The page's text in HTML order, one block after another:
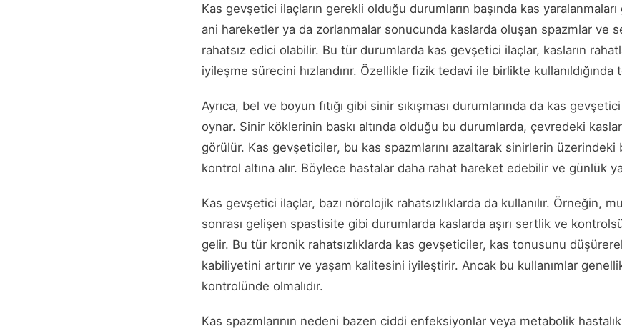
Kas gevşetici ilaçların gerekli olduğu durumların başında kas yaralanmaları
ani hareketler ya da zorlanmalar sonucunda kaslarda oluşan spazmlar ve
rahatsız edici olabilir. Bu tür durumlarda kas gevşetici ilaçlar, kasların
iyileşme sürecini hızlandırır. Özellikle fizik tedavi ile birlikte
Ayrıca, bel ve boyun fıtığı gibi sinir sıkışması durumlarında da kas
oynar. Sinir köklerinin baskı altında olduğu bu durumlarda, çevredeki
görülür. Kas gevşeticiler, bu kas spazmlarını azaltarak sinirlerin üzerindeki
kontrol altına alır. Böylece hastalar daha rahat hareket edebilir ve günlük
Kas gevşetici ilaçlar, bazı nörolojik rahatsızlıklarda da kullanılır. Örneğin,
sonrası gelişen spastisite gibi durumlarda kaslarda aşırı sertlik ve
gelir. Bu tür kronik rahatsızlıklarda kas gevşeticiler, kas tonusunu
kabiliyetini artırır ve yaşam kalitesini iyileştirir. Ancak bu kullanımlar
kontrolünde olmalıdır.
Kas spazmlarının nedeni bazen ciddi enfeksiyonlar veya metabolik